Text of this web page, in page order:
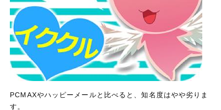
PCMAXやハッピーメールと比べると、知名度はやや劣りま
す。